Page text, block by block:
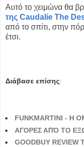
Αυτό το χειμώνα θα
της Caudalie The
από το σπίτι, στην
έτσι.
Διάβασε επίσης:
FUNKMARTINI - Η
ΑΓΟΡΕΣ ΑΠΌ ΤΟ
GOODBUY